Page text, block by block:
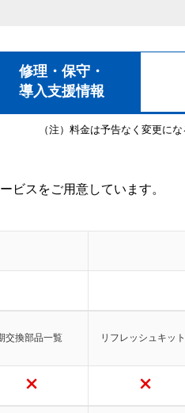
修理・保守・
導入支援情報
（注）料金は予告なく変更に
ビスをご用意しています。
交換部品一覧 リフレッシュキット